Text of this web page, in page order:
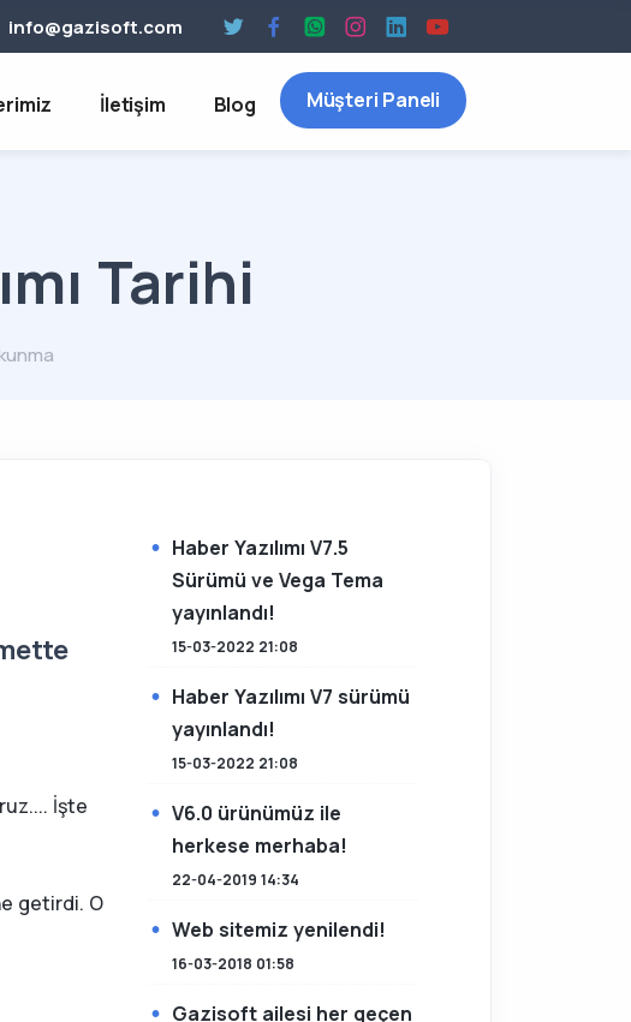
info@gazisoft.com
İletişim Blog Müşteri Paneli
Tarihi
İşte
getirdi. O
Haber Yazılımı V7.5
Sürümü ve Vega Tema
yayınlandı!
15-03-2022 21:08
Haber Yazılımı V7 sürümü
yayınlandı!
15-03-2022 21:08
V6.0 ürünümüz ile
herkese merhaba!
22-04-2019 14:34
Web sitemiz yenilendi!
16-03-2018 01:58
Gazisoft ailesi her geçen